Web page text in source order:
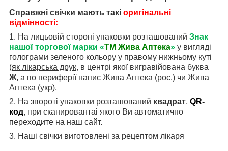
Справжні свічки мають такі оригінальні
відмінності:
1. На лицьовій стороні упаковки розташований Знак
нашої торгової марки «ТМ Жива Аптека» у вигляді
голограми зеленого кольору у правому нижньому куті
(як лікарська друк, в центрі якої вигравійована буква
Ж, а по периферії напис Жива Аптека (рос.) чи Жива
Аптека (укр).
2. На звороті упаковки розташований квадрат, QR-
код, при сканировантаі якого Ви автоматично
переходите на наш сайт.
3. Наші свічки виготовлені за рецептом лікаря